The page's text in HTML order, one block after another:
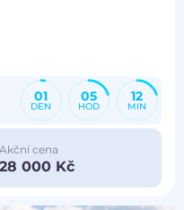
01
DEN
05
HOD
12
MIN
Akční cena
28 000 Kč